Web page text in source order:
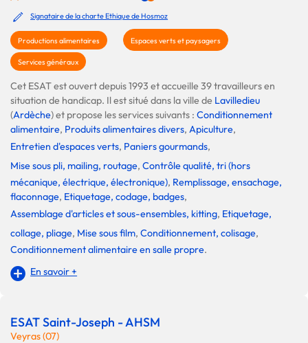
Signataire de la charte Ethique de Hosmoz
Productions alimentaires Espaces verts et paysagers
Services généraux
Cet ESAT est ouvert depuis 1993 et accueille 39 travailleurs en
situation de handicap. Il est situé dans la ville de Lavilledieu
(Ardèche) et propose les services suivants : Conditionnement
alimentaire, Produits alimentaires divers, Apiculture,
Entretien d'espaces verts, Paniers gourmands,
Mise sous pli, mailing, routage, Contrôle qualité, tri (hors
mécanique, électrique, électronique), Remplissage, ensachage,
flaconnage, Etiquetage, codage, badges,
Assemblage d'articles et sous-ensembles, kitting, Etiquetage,
collage, pliage, Mise sous film, Conditionnement, colisage,
Conditionnement alimentaire en salle propre.
En savoir +
ESAT Saint-Joseph - AHSM
Veyras (07)